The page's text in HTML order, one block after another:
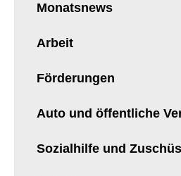
Monatsnews
Arbeit
Förderungen
Auto und öffentliche
Sozialhilfe und